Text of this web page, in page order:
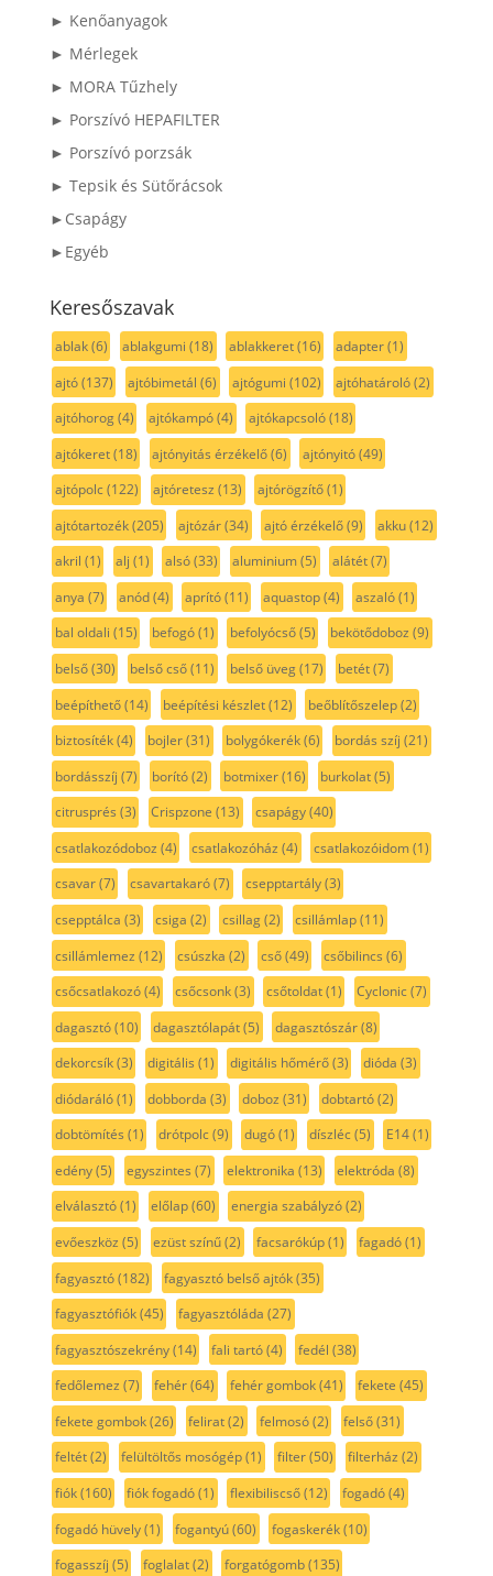
► Kenőanyagok
► Mérlegek
► MORA Tűzhely
► Porszívó HEPAFILTER
► Porszívó porzsák
► Tepsik és Sütőrácsok
►Csapágy
►Egyéb
Keresőszavak
ablak(6) ablakgumi (18) ablakkeret(16) adapter(1)
ajtó(137) ajtóbimetál (6) ajtógumi (102) ajtóhatároló(2)
ajtóhorog(4) ajtókampó(4) ajtókapcsoló(18)
ajtókeret(18) ajtónyitás érzékelő(6) ajtónyitó(49)
ajtópolc(122) ajtóretesz (13) ajtórögzítő(1)
ajtótartozék(205) ajtózár(34) ajtó érzékelő(9) akku(12)
akril (1) alj (1) alsó(33) aluminium(5) alátét(7)
anya (7) anód(4) aprító(11) aquastop(4) aszaló(1)
bal oldali (15) befogó(1) befolyócső(5) bekötődoboz (9)
belső(30) belső cső(11) belső üveg(17) betét(7)
beépíthető(14) beépítési készlet(12) beőblítőszelep(2)
biztosíték(4) bojler(31) bolygókerék(6) bordás szíj (21)
bordásszíj (7) borító(2) botmixer(16) burkolat(5)
citrusprés (3) Crispzone (13) csapágy(40)
csatlakozódoboz (4) csatlakozóház (4) csatlakozóidom(1)
csavar(7) csavartakaró(7) csepptartály(3)
csepptálca (3) csiga (2) csillag(2) csillámlap(11)
csillámlemez (12) csúszka (2) cső(49) csőbilincs (6)
csőcsatlakozó(4) csőcsonk(3) csőtoldat(1) Cyclonic(7)
dagasztó(10) dagasztólapát(5) dagasztószár(8)
dekorcsík(3) digitális (1) digitális hőmérő(3) dióda (3)
diódaráló(1) dobborda (3) doboz (31) dobtartó(2)
dobtömítés (1) drótpolc(9) dugó(1) díszléc(5) E14(1)
edény(5) egyszintes (7) elektronika (13) elektróda (8)
elválasztó(1) előlap(60) energia szabályzó(2)
evőeszköz (5) ezüst színű(2) facsarókúp(1) fagadó(1)
fagyasztó(182) fagyasztó belső ajtók(35)
fagyasztófiók(45) fagyasztóláda (27)
fagyasztószekrény(14) fali tartó(4) fedél (38)
fedőlemez (7) fehér(64) fehér gombok(41) fekete (45)
fekete gombok(26) felirat(2) felmosó(2) felső(31)
feltét(2) felültöltős mosógép(1) filter(50) filterház (2)
fiók(160) fiók fogadó(1) flexibiliscső(12) fogadó(4)
fogadó hüvely(1) fogantyú(60) fogaskerék(10)
fogasszíj (5) foglalat(2) forgatógomb(135)